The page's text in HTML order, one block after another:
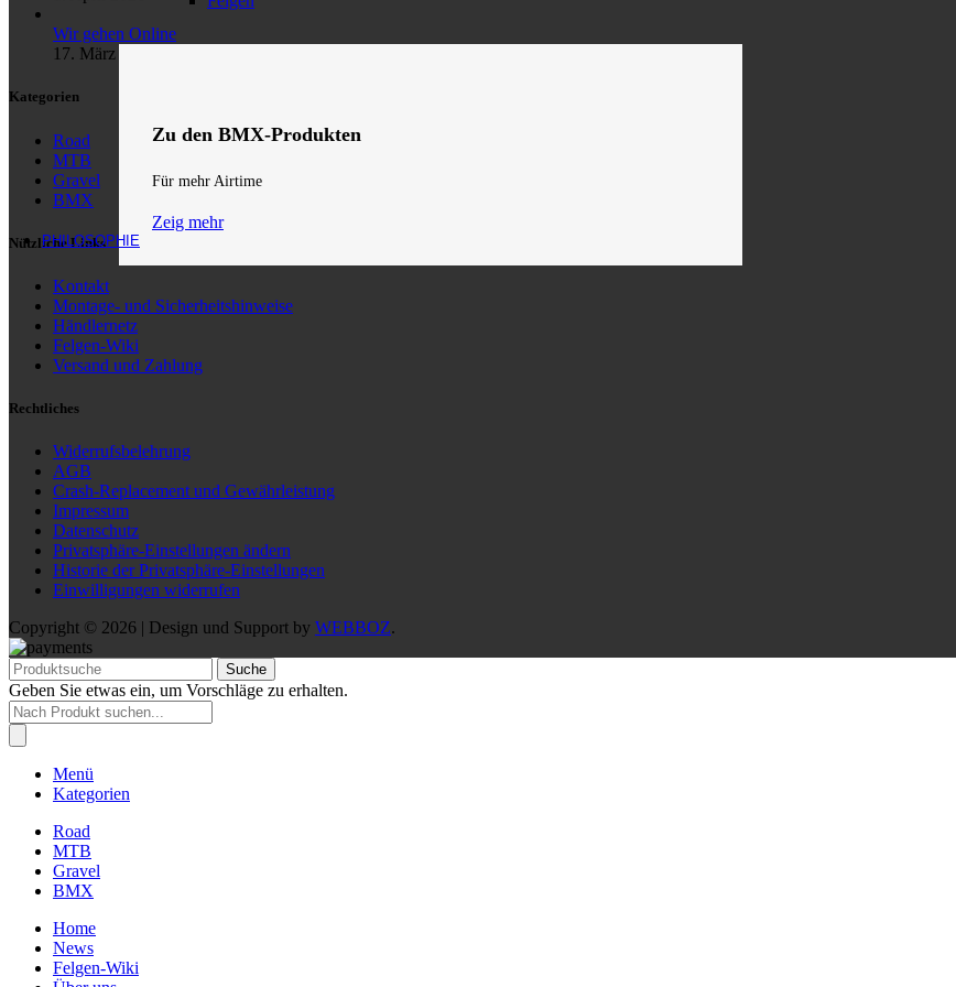
Zu den BMX-Produkten
Für mehr Airtime
Zeig mehr
PHILOSOPHIE
Wir gehen Online
17. März 2026
Kategorien
Road
MTB
Gravel
BMX
Nützliche Links
Kontakt
Montage- und Sicherheitshinweise
Händlernetz
Felgen-Wiki
Versand und Zahlung
Rechtliches
Widerrufsbelehrung
AGB
Crash-Replacement und Gewährleistung
Impressum
Datenschutz
Privatsphäre-Einstellungen ändern
Historie der Privatsphäre-Einstellungen
Einwilligungen widerrufen
Copyright © 2026 | Design und Support by WEBBOZ.
Suche
Geben Sie etwas ein, um Vorschläge zu erhalten.
Products
search
Menü
Kategorien
Road
MTB
Gravel
BMX
Home
News
Felgen-Wiki